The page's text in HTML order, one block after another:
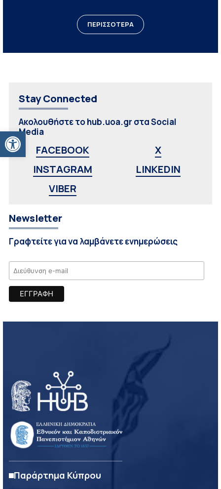
Ανοίξτε τη γραμμή εργαλείων
ΠΕΡΙΣΣΟΤΕΡΑ
Stay Connected
Ακολουθήστε το hub.uoa.gr στα Social
Media
FACEBOOK
X
INSTAGRAM
LINKEDIN
VIBER
Newsletter
Γραφτείτε για να λαμβάνετε ενημερώσεις
Παράρτημα Κύπρου